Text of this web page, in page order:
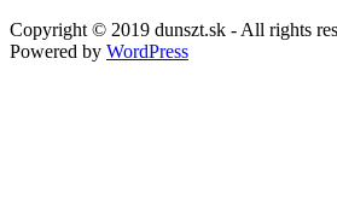
Copyright © 2019 dunszt.sk - All rights
Powered by WordPress